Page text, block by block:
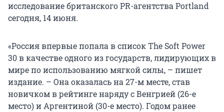
исследование британского PR-агентства Portland
сегодня, 14 июня.
«Россия впервые попала в список The Soft Power
30 в качестве одного из государств, лидирующих в
мире по использованию мягкой силы, – пишет
издание. – Она оказалась на 27-м месте, став
новичком в рейтинге наряду с Венгрией (26-е
место) и Аргентиной (30-е место). Годом ранее